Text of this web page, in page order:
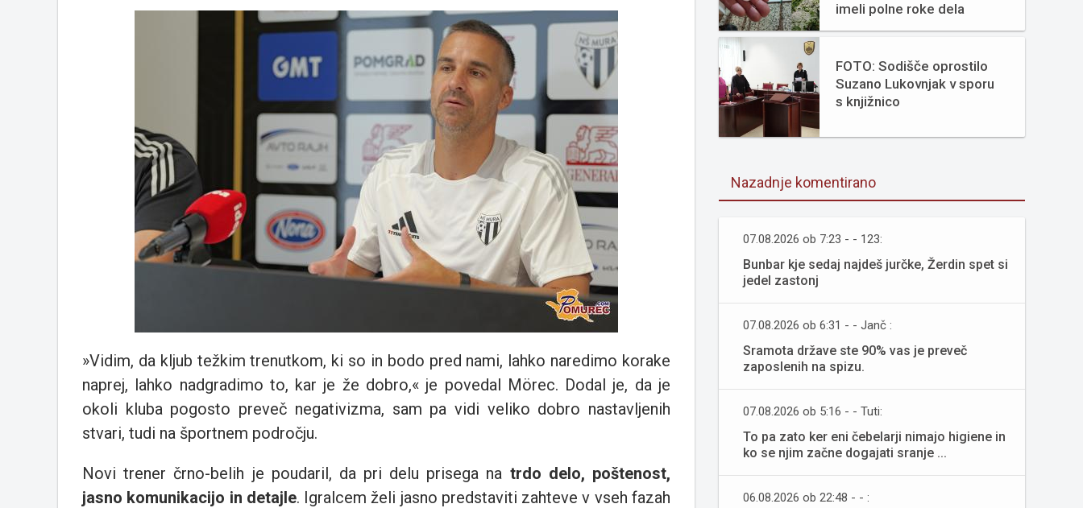
»Vidim, da kljub težkim trenutkom, ki so in bodo pred nami, lahko naredimo korake
naprej, lahko nadgradimo to, kar je že dobro,« je povedal Mörec. Dodal je, da je
okoli kluba pogosto preveč negativizma, sam pa vidi veliko dobro nastavljenih
stvari, tudi na športnem področju.
Novi trener črno-belih je poudaril, da pri delu prisega na trdo delo, poštenost,
jasno komunikacijo in detajle. Igralcem želi jasno predstaviti zahteve v vseh fazah
imeli polne roke dela
FOTO: Sodišče oprostilo
Suzano Lukovnjak v sporu
s knjižnico
Nazadnje komentirano
07.08.2026 ob 7:23 - - 123:
Bunbar kje sedaj najdeš jurčke, Žerdin spet si
jedel zastonj
07.08.2026 ob 6:31 - - Janč :
Sramota države ste 90% vas je preveč
zaposlenih na spizu.
07.08.2026 ob 5:16 - - Tuti:
To pa zato ker eni čebelarji nimajo higiene in
ko se njim začne dogajati sranje ...
06.08.2026 ob 22:48 - - :